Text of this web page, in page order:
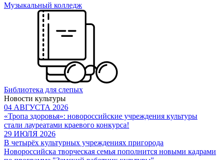
Музыкальный колледж
Библиотека для слепых
Новости культуры
04 АВГУСТА 2026
«Тропа здоровья»: новороссийские учреждения культуры
стали лауреатами краевого конкурса!
29 ИЮЛЯ 2026
В четырёх культурных учреждениях пригорода
Новороссийска творческая семья пополнится новыми кадрами